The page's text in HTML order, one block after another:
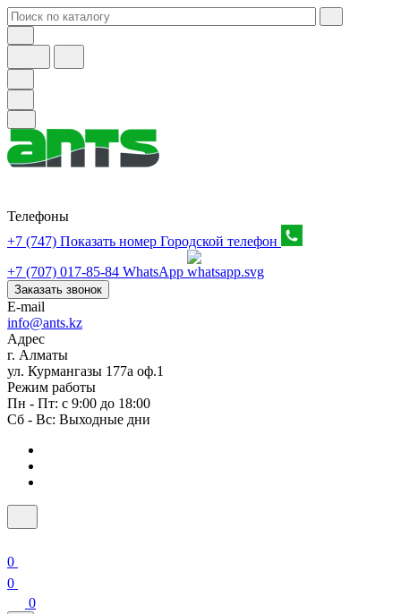
Телефоны
+7 (747) Показать номер Городской телефон
+7 (707) 017-85-84 WhatsApp
Заказать звонок
E-mail
info@ants.kz
Адрес
г. Алматы
ул. Курмангазы 177а оф.1
Режим работы
Пн - Пт: с 9:00 до 18:00
Сб - Вс: Выходные дни
0
0
0